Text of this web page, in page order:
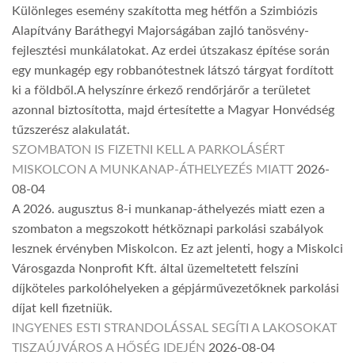
Különleges esemény szakította meg hétfőn a Szimbiózis
Alapítvány Baráthegyi Majorságában zajló tanösvény-
fejlesztési munkálatokat. Az erdei útszakasz építése során
egy munkagép egy robbanótestnek látszó tárgyat fordított
ki a földből.A helyszínre érkező rendőrjárőr a területet
azonnal biztosította, majd értesítette a Magyar Honvédség
tűzszerész alakulatát.
SZOMBATON IS FIZETNI KELL A PARKOLÁSÉRT
MISKOLCON A MUNKANAP-ÁTHELYEZÉS MIATT 2026-
08-04
A 2026. augusztus 8-i munkanap-áthelyezés miatt ezen a
szombaton a megszokott hétköznapi parkolási szabályok
lesznek érvényben Miskolcon. Ez azt jelenti, hogy a Miskolci
Városgazda Nonprofit Kft. által üzemeltetett felszíni
díjköteles parkolóhelyeken a gépjárművezetőknek parkolási
díjat kell fizetniük.
INGYENES ESTI STRANDOLÁSSAL SEGÍTI A LAKOSOKAT
TISZAÚJVÁROS A HŐSÉG IDEJÉN 2026-08-04